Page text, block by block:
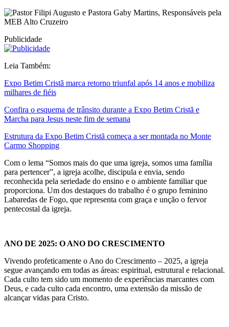
Publicidade
Leia Também:
Expo Betim Cristã marca retorno triunfal após 14 anos e mobiliza
milhares de fiéis
Confira o esquema de trânsito durante a Expo Betim Cristã e
Marcha para Jesus neste fim de semana
Estrutura da Expo Betim Cristã começa a ser montada no Monte
Carmo Shopping
Com o lema “Somos mais do que uma igreja, somos uma família
para pertencer”, a igreja acolhe, discipula e envia, sendo
reconhecida pela seriedade do ensino e o ambiente familiar que
proporciona. Um dos destaques do trabalho é o grupo feminino
Labaredas de Fogo, que representa com graça e unção o fervor
pentecostal da igreja.
ANO DE 2025: O ANO DO CRESCIMENTO
Vivendo profeticamente o Ano do Crescimento – 2025, a igreja
segue avançando em todas as áreas: espiritual, estrutural e relacional.
Cada culto tem sido um momento de experiências marcantes com
Deus, e cada culto cada encontro, uma extensão da missão de
alcançar vidas para Cristo.